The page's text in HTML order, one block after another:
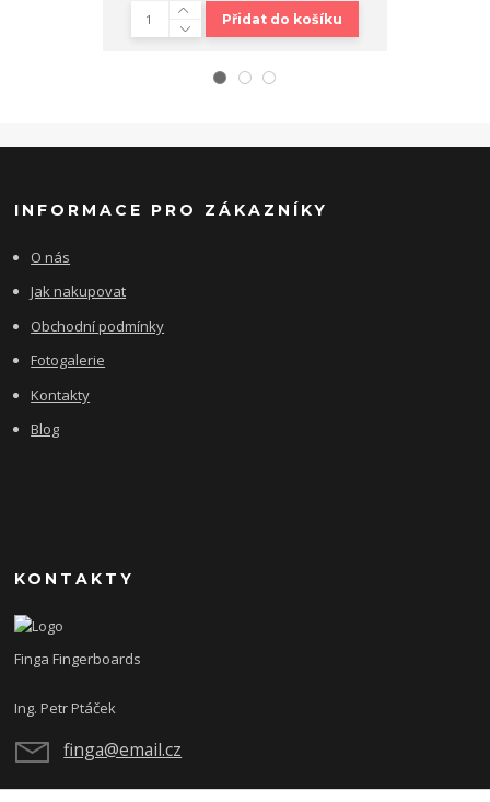
Přidat do košíku
INFORMACE PRO ZÁKAZNÍKY
O nás
Jak nakupovat
Obchodní podmínky
Fotogalerie
Kontakty
Blog
KONTAKTY
Finga Fingerboards
Ing. Petr Ptáček
finga@email.cz